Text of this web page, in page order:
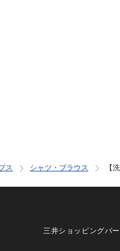
ス シャツ・ブラウス 【
三井ショッピングパ